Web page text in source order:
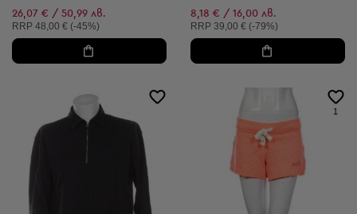
26,07 € / 50,99 лв.
Препоръчителна цена:
RRP 48,00 € (-45%)
8,18 € / 16,00 лв.
Препоръчителна цена:
RRP 39,00 € (-79%)
1